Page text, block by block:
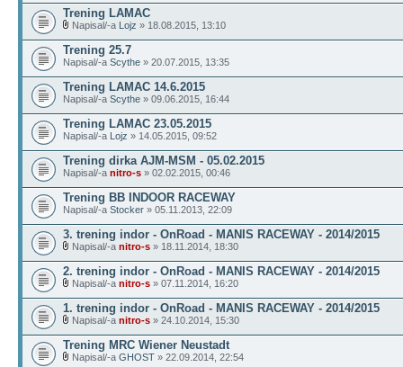
Trening LAMAC
Napisal/-a Lojz » 18.08.2015, 13:10
Trening 25.7
Napisal/-a Scythe » 20.07.2015, 13:35
Trening LAMAC 14.6.2015
Napisal/-a Scythe » 09.06.2015, 16:44
Trening LAMAC 23.05.2015
Napisal/-a Lojz » 14.05.2015, 09:52
Trening dirka AJM-MSM - 05.02.2015
Napisal/-a nitro-s » 02.02.2015, 00:46
Trening BB INDOOR RACEWAY
Napisal/-a Stocker » 05.11.2013, 22:09
3. trening indor - OnRoad - MANIS RACEWAY - 2014/2015
Napisal/-a nitro-s » 18.11.2014, 18:30
2. trening indor - OnRoad - MANIS RACEWAY - 2014/2015
Napisal/-a nitro-s » 07.11.2014, 16:20
1. trening indor - OnRoad - MANIS RACEWAY - 2014/2015
Napisal/-a nitro-s » 24.10.2014, 15:30
Trening MRC Wiener Neustadt
Napisal/-a GHOST » 22.09.2014, 22:54